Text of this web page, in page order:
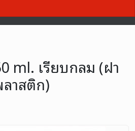
ml. เรียบกลม (ฝา
าสติก)